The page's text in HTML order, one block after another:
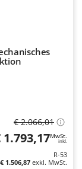
€ 2.066,01
1.793,17MwSt.
inkl.
R-53
€ 1.506,87 exkl. MwSt.